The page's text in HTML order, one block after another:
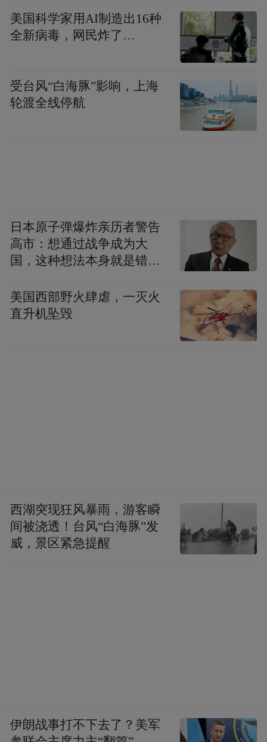
美国科学家用AI制造出16种
全新病毒，网民炸了…
受台风“白海豚”影响，上海
轮渡全线停航
日本原子弹爆炸亲历者警告
高市：想通过战争成为大
国，这种想法本身就是错误
美国西部野火肆虐，一灭火
直升机坠毁
西湖突现狂风暴雨，游客瞬
间被浇透！台风“白海豚”发
威，景区紧急提醒
伊朗战事打不下去了？美军